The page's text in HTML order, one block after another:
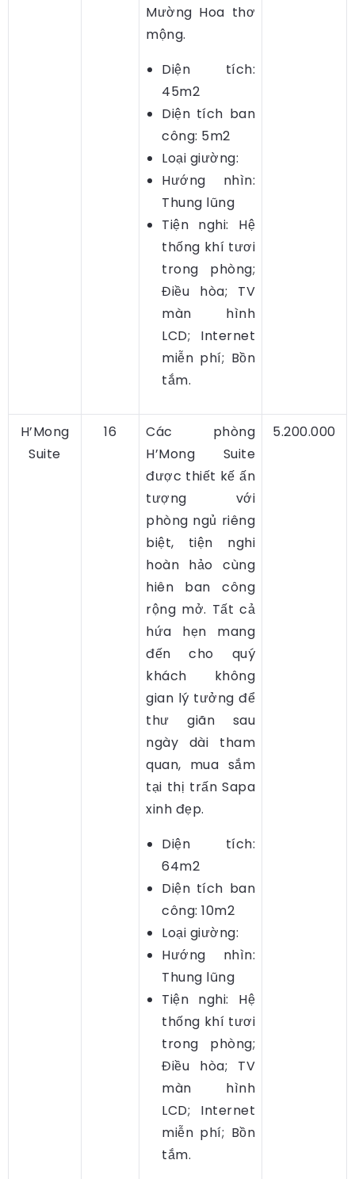
Mường Hoa thơ
mộng.
Diện tích:
45m2
Diện tích ban
công: 5m2
Loại giường:
Hướng nhìn:
Thung lũng
Tiện nghi: Hệ
thống khí tươi
trong phòng;
Điều hòa; TV
màn hình
LCD; Internet
miễn phí; Bồn
tắm.
H’Mong
Suite
16
Các phòng
H’Mong Suite
được thiết kế ấn
tượng với
phòng ngủ riêng
biệt, tiện nghi
hoàn hảo cùng
hiên ban công
rộng mở. Tất cả
hứa hẹn mang
đến cho quý
khách không
gian lý tưởng để
thư giãn sau
ngày dài tham
quan, mua sắm
tại thị trấn Sapa
xinh đẹp.
Diện tích:
64m2
Diện tích ban
công: 10m2
Loại giường:
Hướng nhìn:
Thung lũng
Tiện nghi: Hệ
thống khí tươi
trong phòng;
Điều hòa; TV
màn hình
LCD; Internet
miễn phí; Bồn
tắm.
5.200.000